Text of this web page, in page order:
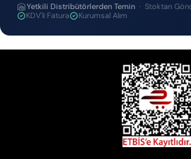
Yetkili Distribütörlerden Temin · Stoktan
KDV'li Fatura
Kurumsal Alım